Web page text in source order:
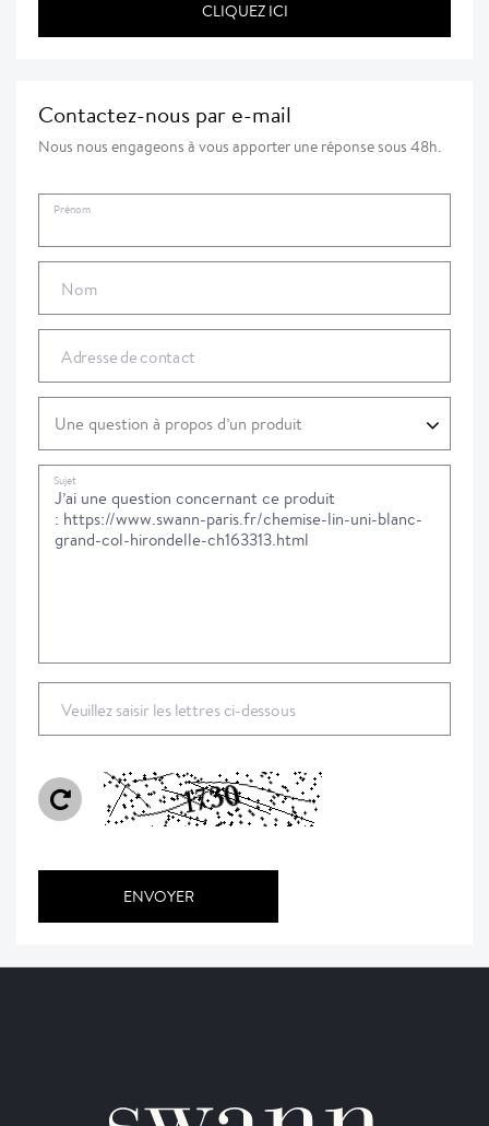
CLIQUEZ ICI
Contactez-nous par e-mail
Nous nous engageons à vous apporter une réponse sous 48h.
Prénom
Nom
Adresse de contact
Sujet
Veuillez saisir les lettres ci-dessous
ENVOYER